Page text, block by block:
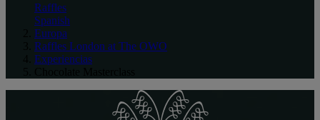
Raffles
Spanish
Europa
Raffles London at The OWO
Experiencias